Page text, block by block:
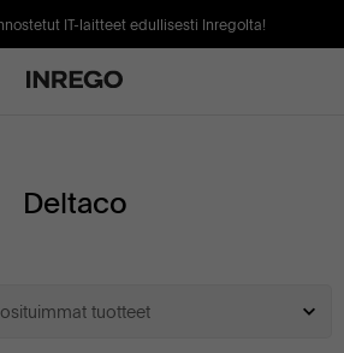
IT-laitteet edullisesti Inregolta!
Deltaco
tuotteet